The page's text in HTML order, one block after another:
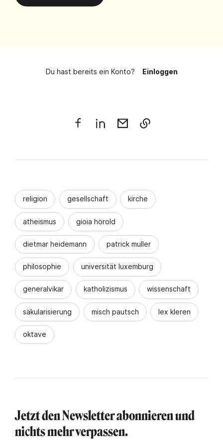
Du hast bereits ein Konto? Einloggen
religion gesellschaft kirche
atheismus gioia hörold
dietmar heidemann patrick muller
philosophie universität luxemburg
generalvikar katholizismus wissenschaft
säkularisierung misch pautsch lex kleren
oktave
Jetzt den Newsletter abonnieren und
nichts mehr verpassen.